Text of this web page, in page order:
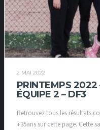
2 MAI 2022
PRINTEMPS 2022
ÉQUIPE 2 – DF3
Retrouvez tous les résultats
+35ans sur cette page. Cette